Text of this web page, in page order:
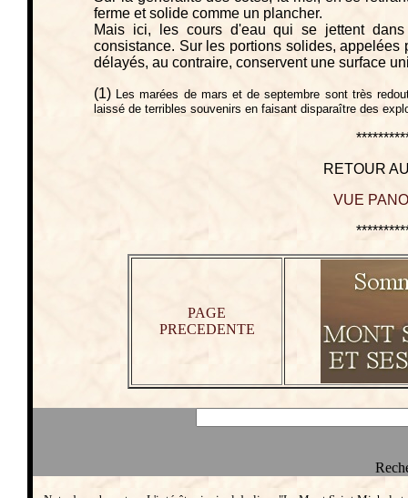
ferme et solide comme un plancher.
Mais ici, les cours d'eau qui se jettent
consistance. Sur les portions solides,
délayés, au contraire, conservent une surface
(1) Les marées de mars et de septembre sont très
laissé de terribles souvenirs en faisant disparaître des
RETOUR
VUE
PAGE
PRECEDENTE